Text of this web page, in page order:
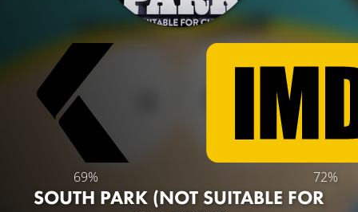
69% 72%
SOUTH PARK (NOT SUITABLE FOR